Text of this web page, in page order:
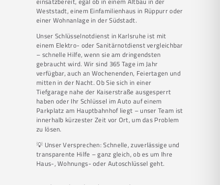
Weststadt, einem Einfamilienhaus in Rüppurr oder
einer Wohnanlage in der Südstadt.
Unser Schlüsselnotdienst in Karlsruhe ist mit
einem Elektro- oder Sanitärnotdienst vergleichbar
– schnelle Hilfe, wenn sie am dringendsten
gebraucht wird. Wir sind 365 Tage im Jahr
verfügbar, auch an Wochenenden, Feiertagen und
mitten in der Nacht. Ob Sie sich in einer
Tiefgarage nahe der Kaiserstraße ausgesperrt
haben oder Ihr Schlüssel im Auto auf einem
Parkplatz am Hauptbahnhof liegt – unser Team ist
innerhalb kürzester Zeit vor Ort, um das Problem
zu lösen.
💡 Unser Versprechen: Schnelle, zuverlässige und
transparente Hilfe – ganz gleich, ob es um Ihre
Haus-, Wohnungs- oder Autoschlüssel geht.